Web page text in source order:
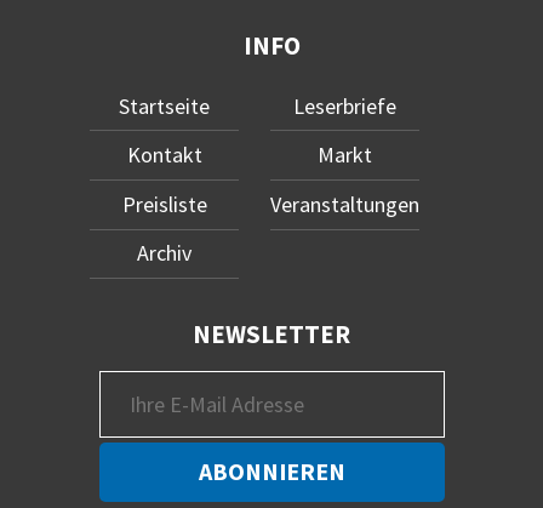
INFO
Startseite
Kontakt
Preisliste
Archiv
Leserbriefe
Markt
Veranstaltungen
NEWSLETTER